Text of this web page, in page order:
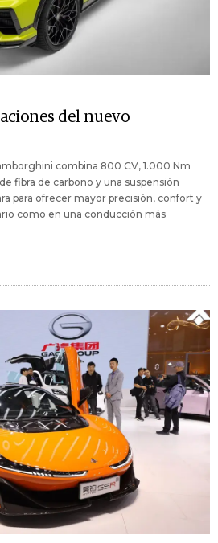
del nuevo
combina 800 CV, 1.000 Nm
fibra de carbono y una suspensión
para ofrecer mayor precisión, confort y
como en una conducción más